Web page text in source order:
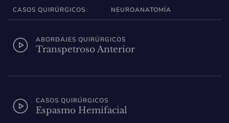
CASOS QUIRÚRGICOS NEUROANATOMÍA
ABORDAJES QUIRÚRGICOS
Transpetroso Anterior
CASOS QUIRÚRGICOS
Espasmo Hemifacial